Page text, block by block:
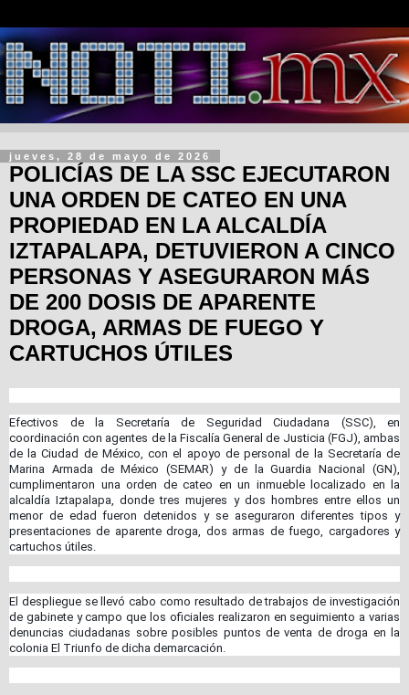
jueves, 28 de mayo de 2026
POLICÍAS DE LA SSC EJECUTARON
UNA ORDEN DE CATEO EN UNA
PROPIEDAD EN LA ALCALDÍA
IZTAPALAPA, DETUVIERON A CINCO
PERSONAS Y ASEGURARON MÁS
DE 200 DOSIS DE APARENTE
DROGA, ARMAS DE FUEGO Y
CARTUCHOS ÚTILES
Efectivos de la Secretaría de Seguridad Ciudadana (SSC), en
coordinación con agentes de la Fiscalía General de Justicia (FGJ), ambas
de la Ciudad de México, con el apoyo de personal de la Secretaría de
Marina Armada de México (SEMAR) y de la Guardia Nacional (GN),
cumplimentaron una orden de cateo en un inmueble localizado en la
alcaldía Iztapalapa, donde tres mujeres y dos hombres entre ellos un
menor de edad fueron detenidos y se aseguraron diferentes tipos y
presentaciones de aparente droga, dos armas de fuego, cargadores y
cartuchos útiles.
El despliegue se llevó cabo como resultado de trabajos de investigación
de gabinete y campo que los oficiales realizaron en seguimiento a varias
denuncias ciudadanas sobre posibles puntos de venta de droga en la
colonia El Triunfo de dicha demarcación.